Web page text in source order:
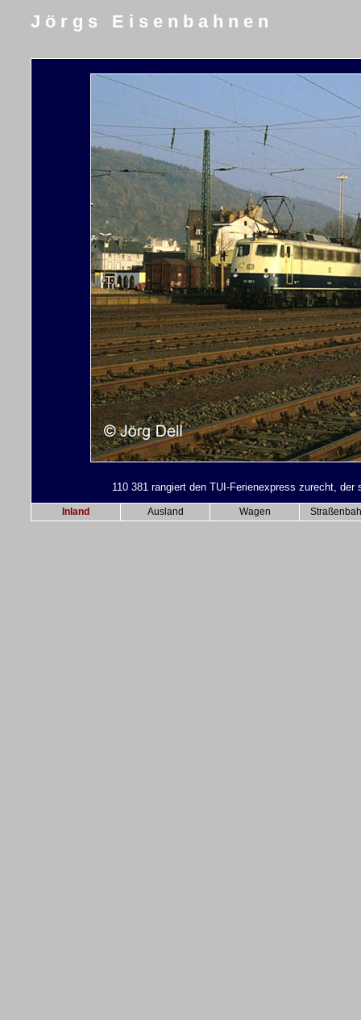
J ö r g s E i s e n b a h n e n
110 381 rangiert den TUI-Ferienexpress zurecht,
Inland Ausland Wagen